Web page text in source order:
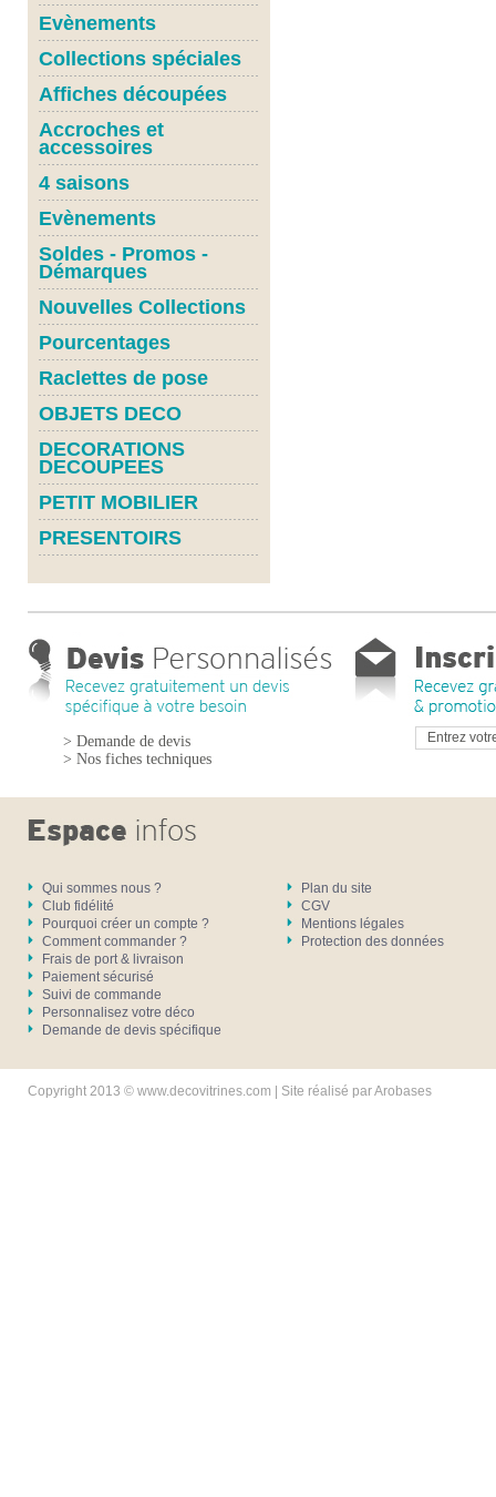
Evènements
Collections spéciales
Affiches découpées
Accroches et
accessoires
4 saisons
Evènements
Soldes - Promos -
Démarques
Nouvelles Collections
Pourcentages
Raclettes de pose
OBJETS DECO
DECORATIONS
DECOUPEES
PETIT MOBILIER
PRESENTOIRS
> Demande de devis
> Nos fiches techniques
Qui sommes nous ?
Club fidélité
Pourquoi créer un compte ?
Comment commander ?
Frais de port & livraison
Paiement sécurisé
Suivi de commande
Personnalisez votre déco
Demande de devis spécifique
Plan du site
CGV
Mentions légales
Protection des données
Copyright 2013 © www.decovitrines.com | Site réalisé parArobases